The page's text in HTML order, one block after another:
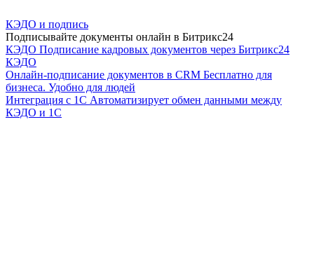
КЭДО и подпись
Подписывайте документы онлайн в Битрикс24
КЭДО Подписание кадровых документов через Битрикс24
КЭДО
Онлайн-подписание документов в CRM Бесплатно для
бизнеса. Удобно для людей
Интеграция с 1С Автоматизирует обмен данными между
КЭДО и 1С